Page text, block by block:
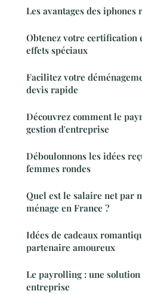
Les avantages des
Obtenez votre certification
effets spéciaux
Facilitez votre
devis rapide
Découvrez comment le
gestion d'entreprise
Déboulonnons les idées
femmes rondes
Quel est le salaire net par
ménage en France ?
Idées de cadeaux
partenaire amoureux
Le payrolling : une
entreprise